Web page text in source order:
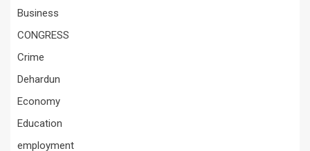
Business
CONGRESS
Crime
Dehardun
Economy
Education
employment